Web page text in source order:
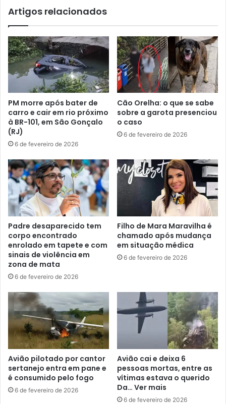
Artigos relacionados
PM morre após bater de
carro e cair em rio próximo
à BR-101, em São Gonçalo
(RJ)
6 de fevereiro de 2026
Cão Orelha: o que se sabe
sobre a garota presenciou
o caso
6 de fevereiro de 2026
Padre desaparecido tem
corpo encontrado
enrolado em tapete e com
sinais de violência em
zona de mata
6 de fevereiro de 2026
Filho de Mara Maravilha é
chamado após mudança
em situação médica
6 de fevereiro de 2026
Avião pilotado por cantor
sertanejo entra em pane e
é consumido pelo fogo
6 de fevereiro de 2026
Avião cai e deixa 6
pessoas mortas, entre as
vítimas estava o querido
Da… Ver mais
6 de fevereiro de 2026